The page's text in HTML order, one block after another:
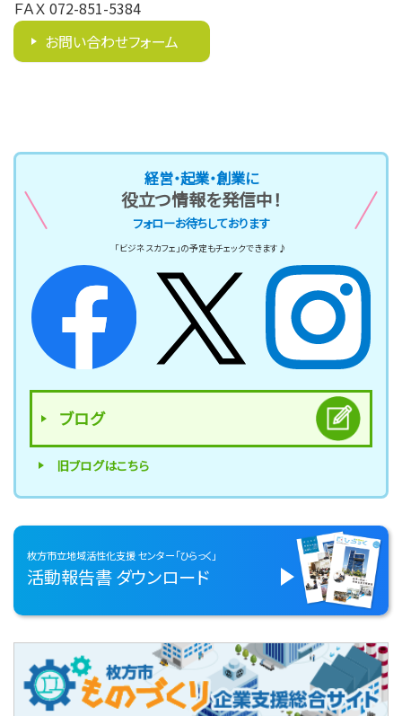
ＦＡＸ 072-851-5384
お問い合わせフォーム
経営・起業・創業に
役立つ情報を発信中！
フォローお待ちしております
「ビジネスカフェ」の予定もチェックできます♪
ブログ
旧ブログはこちら
枚方市立地域活性化支援センター「ひらっく」
活動報告書ダウンロード